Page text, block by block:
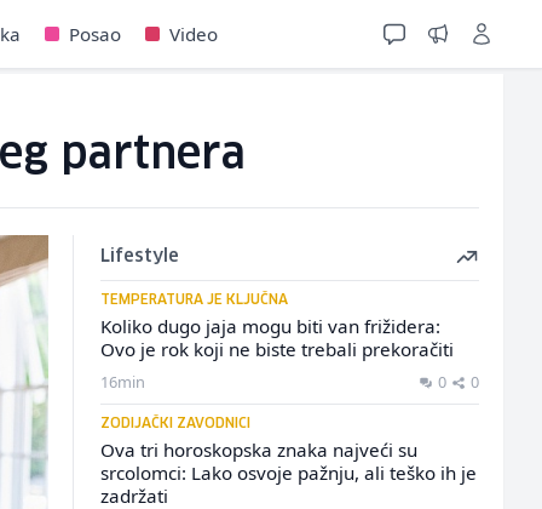
Posao Video
partnera
Lifestyle
TEMPERATURA JE KLJUČNA
Koliko dugo jaja mogu biti van frižidera:
Ovo je rok koji ne biste trebali prekoračiti
16min 0 0
ZODIJAČKI ZAVODNICI
Ova tri horoskopska znaka najveći su
srcolomci: Lako osvoje pažnju, ali teško ih je
zadržati